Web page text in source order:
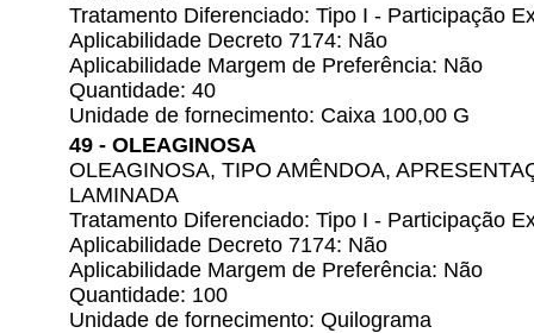
Tratamento Diferenciado: Tipo I - Participação
Aplicabilidade Decreto 7174: Não
Aplicabilidade Margem de Preferência: Não
Quantidade: 40
Unidade de fornecimento: Caixa 100,00 G
49 - OLEAGINOSA
OLEAGINOSA, TIPO AMÊNDOA,
LAMINADA
Tratamento Diferenciado: Tipo I - Participação
Aplicabilidade Decreto 7174: Não
Aplicabilidade Margem de Preferência: Não
Quantidade: 100
Unidade de fornecimento: Quilograma